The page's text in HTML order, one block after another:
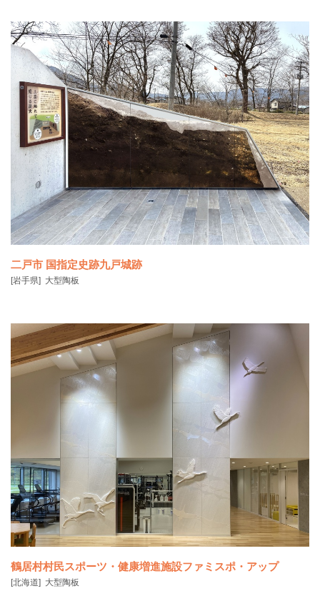
全国的にも珍しい多彩釉の陶器「二彩浄瓶」は、1938年に郡山市の七
ツ池遺跡で発見
九戸城跡 二の丸の土塁は、大きく崩れており、当時の大きさや形が残
っていません。ま
二戸市 国指定史跡九戸城跡
[岩手県] 大型陶板
鶴居村村民スポーツ・健康増進施設ファミスポ・アップ
[北海道] 大型陶板